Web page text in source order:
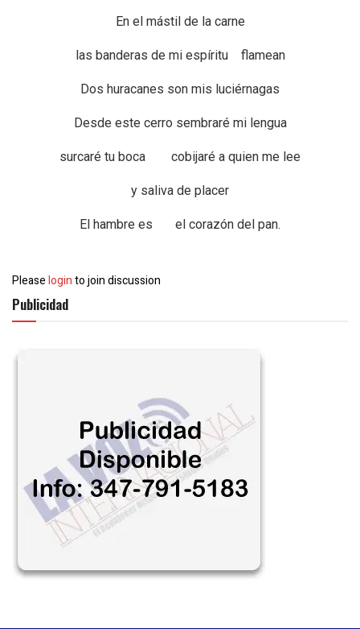
En el mástil de la carne
las banderas de mi espíritu flamean
Dos huracanes son mis luciérnagas
Desde este cerro sembraré mi lengua
surcaré tu boca cobijaré a quien me lee
y saliva de placer
El hambre es el corazón del pan.
Pleaseloginto join discussion
Publicidad